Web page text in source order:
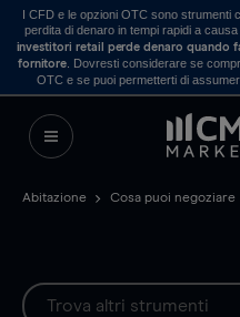
I CFD e le opzioni OTC sono strumenti
perdita di denaro in tempi rapidi a
investitori retail perde denaro quando
fornitore . Dovresti considerare se
OTC e se puoi permetterti di
Abitazione Cosa puoi negoziare